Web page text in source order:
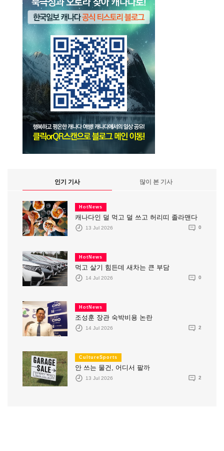
인기 기사 많이 본 기사
HotNews
캐나다인 덜 먹고 덜 쓰고 허리띠 졸라맨다
13 Jul 2026 0
HotNews
먹고 살기 힘든데 새차는 큰 부담
14 Jul 2026 0
HotNews
조성훈 장관 숙박비용 논란
14 Jul 2026 2
CultureSports
안 쓰는 물건, 어디서 팔까
13 Jul 2026 2